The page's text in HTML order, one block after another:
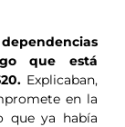
que está
Explicaban,
en la
que ya había